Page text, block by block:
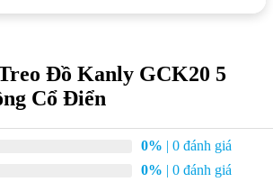
thể sử dụng để treo khăn, quần áo hoặc
của Kanly GCK20 giúp tiết kiệm diện tích
gian phòng tắm hoặc phòng ở. Khi lắp
phẩm hỗ trợ sắp xếp đồ dùng gọn gàng
thao tác khi cần sử dụng.
Đồ Kanly GCK20 5
Cổ Điển
0% | 0 đánh giá
0% | 0 đánh giá